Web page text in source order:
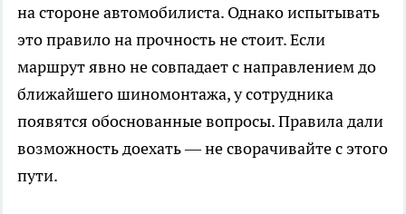
на стороне автомобилиста. Однако испытывать
это правило на прочность не стоит. Если
маршрут явно не совпадает с направлением до
ближайшего шиномонтажа, у сотрудника
появятся обоснованные вопросы. Правила дали
возможность доехать — не сворачивайте с этого
пути.